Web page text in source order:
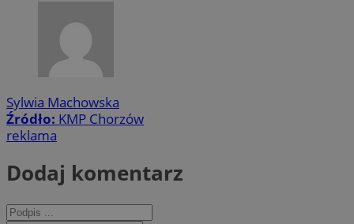
Sylwia Machowska
Źródło: KMP Chorzów
reklama
Dodaj komentarz